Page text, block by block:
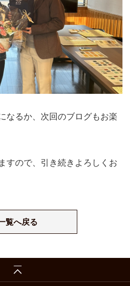
なるか、次回のブログもお楽
すので、引き続きよろしくお
覧へ戻る